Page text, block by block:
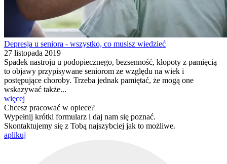
Depresja u seniora - wszystko, co musisz wiedzieć
27 listopada 2019
Spadek nastroju u podopiecznego, bezsenność, kłopoty z pamięcią
to objawy przypisywane seniorom ze względu na wiek i
postępujące choroby. Trzeba jednak pamiętać, że mogą one
wskazywać także...
więcej
Chcesz pracować w opiece?
Wypełnij krótki formularz i daj nam się poznać.
Skontaktujemy się z Tobą najszybciej jak to możliwe.
aplikuj